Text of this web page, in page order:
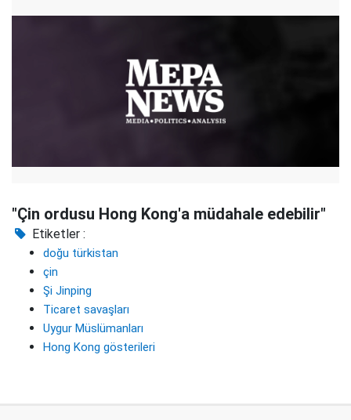
"Çin ordusu Hong Kong'a müdahale edebilir"
Etiketler :
doğu türkistan
çin
Şi Jinping
Ticaret savaşları
Uygur Müslümanları
Hong Kong gösterileri